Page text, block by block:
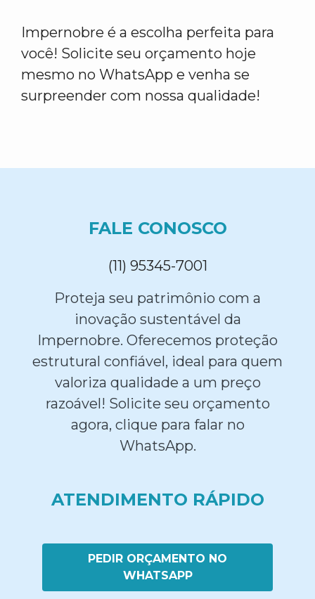
Impernobre é a escolha perfeita para
você! Solicite seu orçamento hoje
mesmo no WhatsApp e venha se
surpreender com nossa qualidade!
FALE CONOSCO
(11) 95345-7001
Proteja seu patrimônio com a
inovação sustentável da
Impernobre. Oferecemos proteção
estrutural confiável, ideal para quem
valoriza qualidade a um preço
razoável! Solicite seu orçamento
agora, clique para falar no
WhatsApp.
ATENDIMENTO RÁPIDO
PEDIR ORÇAMENTO NO
WHATSAPP